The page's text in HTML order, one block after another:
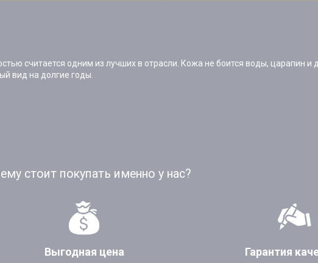
считается одним из лучших в отрасли. Кожа не боится воды, царапин и
вид на долгие годы.
стоит покупать именно у нас?
Выгодная цена Гарантия